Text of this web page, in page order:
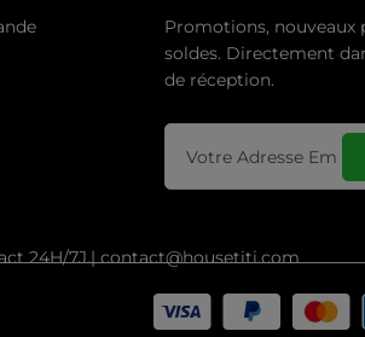
Promotions, nouveaux
soldes. Directement
de réception.
24H/7J.| contact@housetiti.com